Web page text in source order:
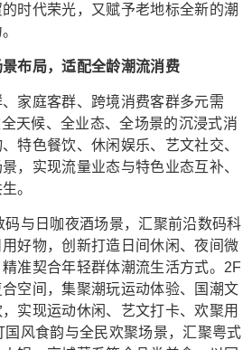
时代荣光，又赋予老地标全新的潮
布局，适配全龄潮流消费
庭客群、跨境消费客群多元需
天候、全业态、全场景的沉浸式消
特色餐饮、休闲娱乐、艺文社交、
，实现流量业态与特色业态互补、
。
与日咖夜酒场景，汇聚前沿数码科
好物，创新打造日间休闲、夜间微
准契合年轻群体潮流生活方式。2F
空间，集聚潮玩运动体验、国潮文
实现运动休闲、艺文打卡、欢聚用
风食韵与全民欢聚场景，汇聚粤式